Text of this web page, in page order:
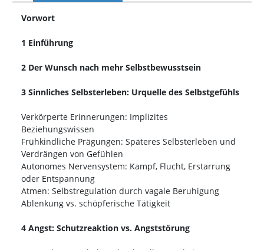
Vorwort
1 Einführung
2 Der Wunsch nach mehr Selbstbewusstsein
3 Sinnliches Selbsterleben: Urquelle des Selbstgefühls
Verkörperte Erinnerungen: Implizites
Beziehungswissen
Frühkindliche Prägungen: Späteres Selbsterleben und
Verdrängen von Gefühlen
Autonomes Nervensystem: Kampf, Flucht, Erstarrung
oder Entspannung
Atmen: Selbstregulation durch vagale Beruhigung
Ablenkung vs. schöpferische Tätigkeit
4 Angst: Schutzreaktion vs. Angststörung